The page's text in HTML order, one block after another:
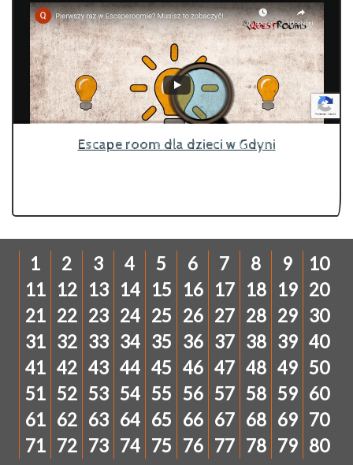
Escape room dla dzieci w Gdyni
1 2 3 4 5 6 7 8 9
10
11
12 13 14 15 16 17 18 19 20
21 22 23 24 25 26 27 28 29 30
31 32 33 34 35 36 37 38 39 40
41 42 43 44 45 46 47 48 49 50
51 52 53 54 55 56 57 58 59 60
61 62 63 64 65 66 67 68 69 70
71 72 73 74 75 76 77 78 79 80